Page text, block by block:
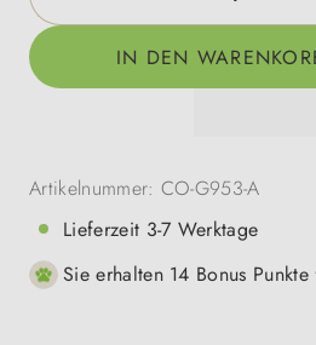
IN DEN
Artikelnummer: CO-G953-A
Lieferzeit 3-7 Werktage
Sie erhalten 14 Bonus